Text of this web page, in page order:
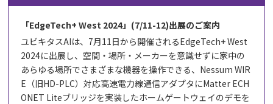
「EdgeTech+ West 2024」(7/11-12)出展のご案内
ユビキタスAIは、 7月11 日から開催されるEdgeTech+ West
2024に出展し、空間・場所・メーカーを意識せずに家中の
あらゆる場所でさまざまな機器を操作できる、 Nessum WIR
E （旧HD-PLC）対応高速電力線通信アダプタにMatter ECH
ONET Liteブリッジを実装したホームゲートウェイのデモを